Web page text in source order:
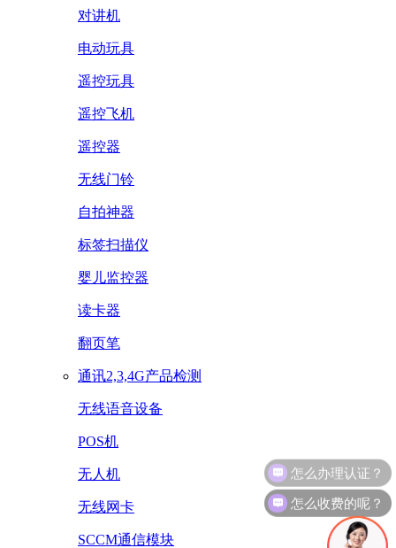
对讲机
电动玩具
遥控玩具
遥控飞机
遥控器
无线门铃
自拍神器
标签扫描仪
婴儿监控器
读卡器
翻页笔
通讯2,3,4G产品检测
无线语音设备
POS机
无人机
无线网卡
SCCM通信模块
怎么收费的呢？